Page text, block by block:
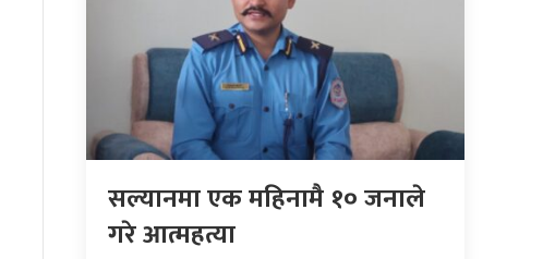
सल्यानमा एक महिनामै १० जनाले
गरे आत्महत्या